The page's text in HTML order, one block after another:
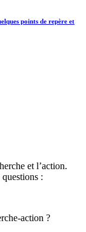
points de repère et
et l’action.
:
action ?